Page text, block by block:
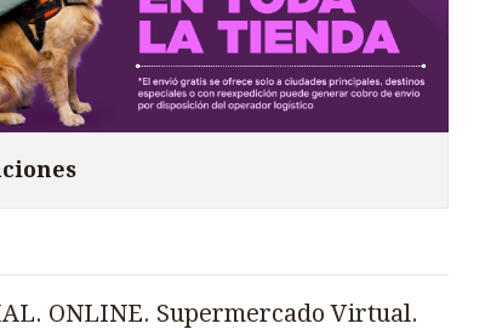
ONLINE. Supermercado Virtual.